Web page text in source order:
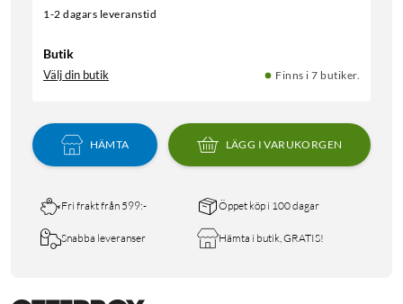
1-2 dagars leveranstid
Butik
Välj din butik Finns i 7 butiker.
HÄMTA LÄGG I VARUKORGEN
Fri frakt från 599:- Öppet köp i 100 dagar
Snabba leveranser Hämta i butik, GRATIS!